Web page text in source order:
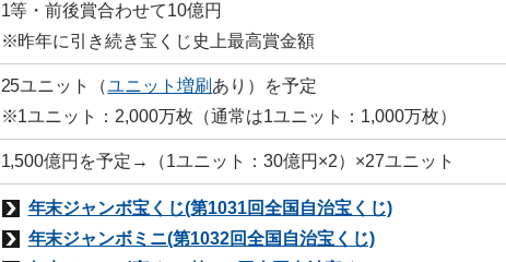
1等・前後賞合わせて10億円
※昨年に引き続き宝くじ史上最高賞金額
25ユニット（ユニット増刷 あり）を予定
※1ユニット：2,000万枚（通常は1ユニット：1,000万枚）
1,500億円を予定→（1ユニット：30億円×2）×27ユニット
年末ジャンボ宝くじ(第1031回全国自治宝くじ)
年末ジャンボミニ(第1032回全国自治宝くじ)